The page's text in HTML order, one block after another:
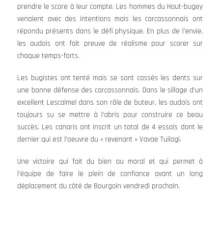
prendre le score à leur compte. Les hommes du Haut-bugey
venaient avec des intentions mais les carcassonnais ont
répondu présents dans le défi physique. En plus de l’envie,
les audois ont fait preuve de réalisme pour scorer sur
chaque temps-forts.
Les bugistes ont tenté mais se sont cassés les dents sur
une bonne défense des carcassonnais. Dans le sillage d’un
excellent Lescalmel dans son rôle de buteur, les audois ont
toujours su se mettre à l’abris pour construire ce beau
succès. Les canaris ont inscrit un total de 4 essais dont le
dernier qui est l’oeuvre du « revenant » Vavae Tuilagi.
Une victoire qui fait du bien au moral et qui permet à
l’équipe de faire le plein de confiance avant un long
déplacement du côté de Bourgoin vendredi prochain.